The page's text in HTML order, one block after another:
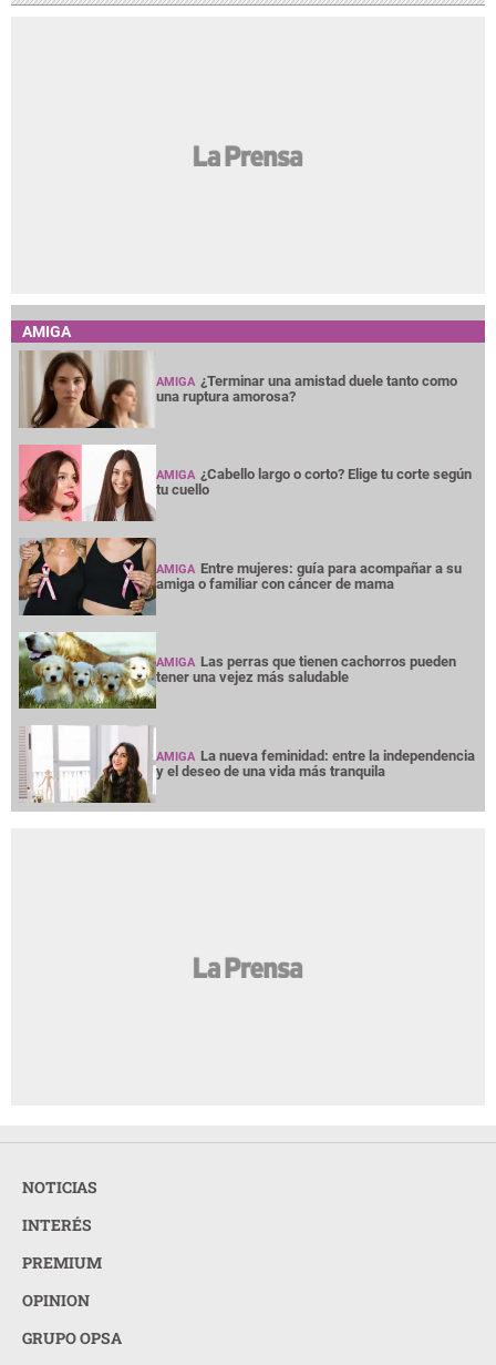
AMIGA
AMIGA ¿Terminar una amistad duele tanto como
una ruptura amorosa?
AMIGA ¿Cabello largo o corto? Elige tu corte según
tu cuello
AMIGA Entre mujeres: guía para acompañar a su
amiga o familiar con cáncer de mama
AMIGA Las perras que tienen cachorros pueden
tener una vejez más saludable
AMIGA La nueva feminidad: entre la independencia
y el deseo de una vida más tranquila
NOTICIAS
INTERÉS
PREMIUM
OPINION
GRUPO OPSA